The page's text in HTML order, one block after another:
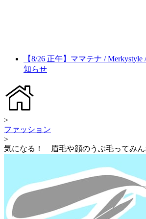
【8/26 正午】ママテナ /
知らせ
>
ファッション
>
気になる！ 眉毛や顔のうぶ毛ってみん